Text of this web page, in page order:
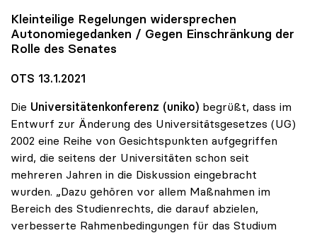
Kleinteilige Regelungen widersprechen
Autonomiegedanken / Gegen Einschränkung der
Rolle des Senates
OTS 13.1.2021
Die Universitätenkonferenz (uniko) begrüßt, dass im
Entwurf zur Änderung des Universitätsgesetzes (UG)
2002 eine Reihe von Gesichtspunkten aufgegriffen
wird, die seitens der Universitäten schon seit
mehreren Jahren in die Diskussion eingebracht
wurden. „Dazu gehören vor allem Maßnahmen im
Bereich des Studienrechts, die darauf abzielen,
verbesserte Rahmenbedingungen für das Studium